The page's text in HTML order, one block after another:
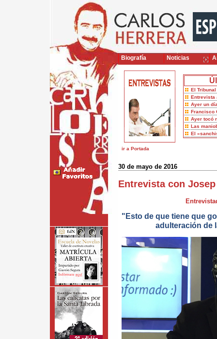
El
Entrevista
Ayer un
Francisco
Ayer tocó
Las
El
ir a Portada
30 de mayo de 2016
Entrevista con
"Esto de que tiene que
adulteración de
Biografía Noticias